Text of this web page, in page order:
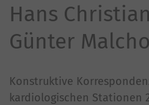
Hans
Günter
Konstruktive
kardiologischen Stationen